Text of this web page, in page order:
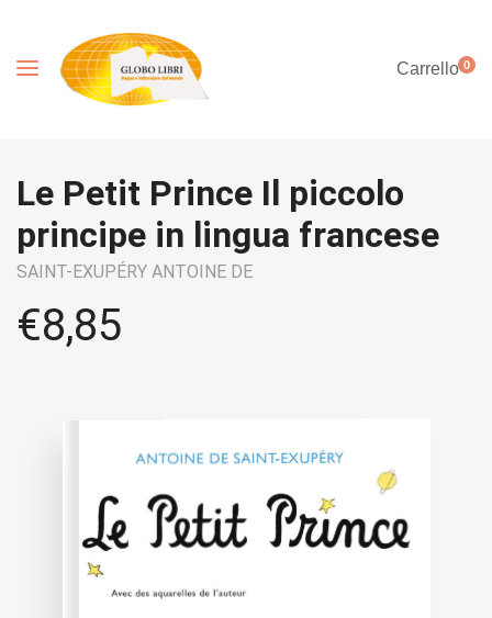
Carrello0
Le Petit Prince Il piccolo
principe in lingua francese
SAINT-EXUPÉRY ANTOINE DE
€8,85